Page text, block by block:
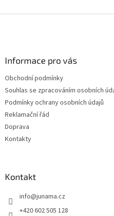
Informace pro vás
Obchodní podmínky
Souhlas se zpracováním osobních
Podmínky ochrany osobních údajů
Reklamační řád
Doprava
Kontakty
Kontakt
info@junama.cz
+420 602 505 128